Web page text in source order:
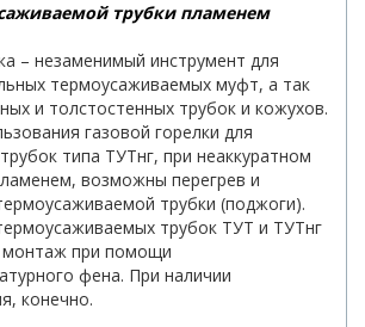
трубки пламенем
– незаменимый инструмент для
термоусаживаемых муфт, а так
и толстостенных трубок и кожухов.
газовой горелки для
типа ТУТнг, при неаккуратном
возможны перегрев и
трубки (поджоги).
трубок ТУТ и ТУТнг
монтаж при помощи
фена. При наличии
конечно.